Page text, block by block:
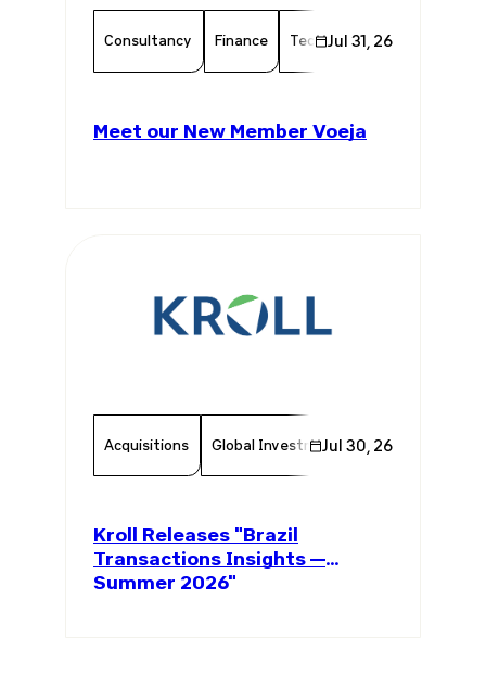
Consultancy Finance Technology Chamber
Jul 31, 26
Meet our New Member Voeja
Acquisitions Global Investments Invest In Brazil
Jul 30, 26
Kroll Releases "Brazil
Transactions Insights —
Summer 2026"